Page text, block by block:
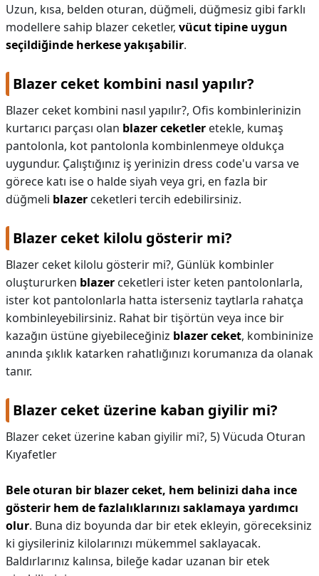
Uzun, kısa, belden oturan, düğmeli, düğmesiz gibi farklı
modellere sahip blazer ceketler, vücut tipine uygun
seçildiğinde herkese yakışabilir.
Blazer ceket kombini nasıl yapılır?
Blazer ceket kombini nasıl yapılır?, Ofis kombinlerinizin
kurtarıcı parçası olan blazer ceketler etekle, kumaş
pantolonla, kot pantolonla kombinlenmeye oldukça
uygundur. Çalıştığınız iş yerinizin dress code'u varsa ve
görece katı ise o halde siyah veya gri, en fazla bir
düğmeli blazer ceketleri tercih edebilirsiniz.
Blazer ceket kilolu gösterir mi?
Blazer ceket kilolu gösterir mi?, Günlük kombinler
oluştururken blazer ceketleri ister keten pantolonlarla,
ister kot pantolonlarla hatta isterseniz taytlarla rahatça
kombinleyebilirsiniz. Rahat bir tişörtün veya ince bir
kazağın üstüne giyebileceğiniz blazer ceket, kombininize
anında şıklık katarken rahatlığınızı korumanıza da olanak
tanır.
Blazer ceket üzerine kaban giyilir mi?
Blazer ceket üzerine kaban giyilir mi?, 5) Vücuda Oturan
Kıyafetler
Bele oturan bir blazer ceket, hem belinizi daha ince
gösterir hem de fazlalıklarınızı saklamaya yardımcı
olur. Buna diz boyunda dar bir etek ekleyin, göreceksiniz
ki giysileriniz kilolarınızı mükemmel saklayacak.
Baldırlarınız kalınsa, bileğe kadar uzanan bir etek